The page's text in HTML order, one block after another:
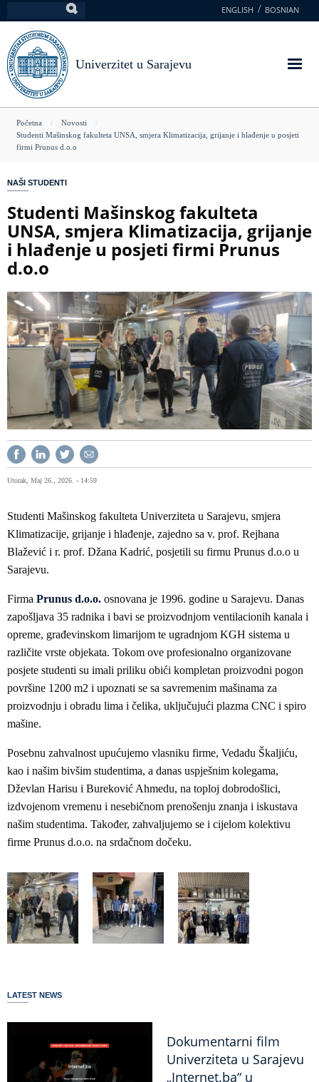
na
glavni
sadržaj
ENGLISH BOSNIAN
Univerzitet u Sarajevu
You
are
Početna
Novosti
Studenti Mašinskog fakulteta UNSA, smjera Klimatizacija, grijanje i hlađenje u posjeti
firmi Prunus d.o.o
NAŠI STUDENTI
Studenti Mašinskog fakulteta
UNSA, smjera Klimatizacija, grijanje
i hlađenje u posjeti firmi Prunus
d.o.o
Utorak, Maj 26., 2026. - 14:59
Studenti Mašinskog fakulteta Univerziteta u Sarajevu, smjera
Klimatizacije, grijanje i hlađenje, zajedno sa v. prof. Rejhana
Blažević i r. prof. Džana Kadrić, posjetili su firmu Prunus d.o.o u
Sarajevu.
Firma Prunus d.o.o. osnovana je 1996. godine u Sarajevu. Danas
zapošljava 35 radnika i bavi se proizvodnjom ventilacionih kanala i
opreme, građevinskom limarijom te ugradnjom KGH sistema u
različite vrste objekata. Tokom ove profesionalno organizovane
posjete studenti su imali priliku obići kompletan proizvodni pogon
površine 1200 m2 i upoznati se sa savremenim mašinama za
proizvodnju i obradu lima i čelika, uključujući plazma CNC i spiro
mašine.
Posebnu zahvalnost upućujemo vlasniku firme, Vedadu Škaljiću,
kao i našim bivšim studentima, a danas uspješnim kolegama,
Dževlan Harisu i Bureković Ahmedu, na toploj dobrodošlici,
izdvojenom vremenu i nesebičnom prenošenju znanja i iskustava
našim studentima. Također, zahvaljujemo se i cijelom kolektivu
firme Prunus d.o.o. na srdačnom dočeku.
LATEST NEWS
Dokumentarni film
Univerziteta u Sarajevu
„Internet.ba“ u